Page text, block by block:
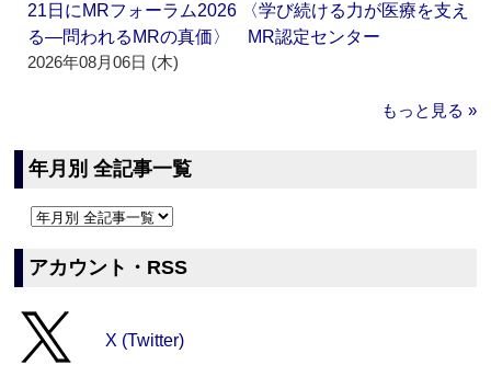
21日にMRフォーラム2026 〈学び続ける力が医療を支え
る―問われるMRの真価〉 MR認定センター
2026年08月06日 (木)
もっと見る »
年月別 全記事一覧
アカウント・RSS
X (Twitter)